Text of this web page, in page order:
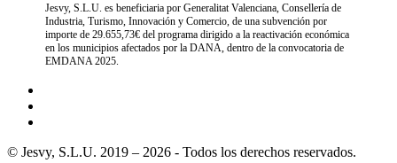
Jesvy, S.L.U. es beneficiaria por Generalitat Valenciana, Consellería de
Industria, Turismo, Innovación y Comercio, de una subvención por
importe de 29.655,73€ del programa dirigido a la reactivación económica
en los municipios afectados por la DANA, dentro de la convocatoria de
EMDANA 2025.
© Jesvy, S.L.U. 2019 – 2026 - Todos los derechos reservados.